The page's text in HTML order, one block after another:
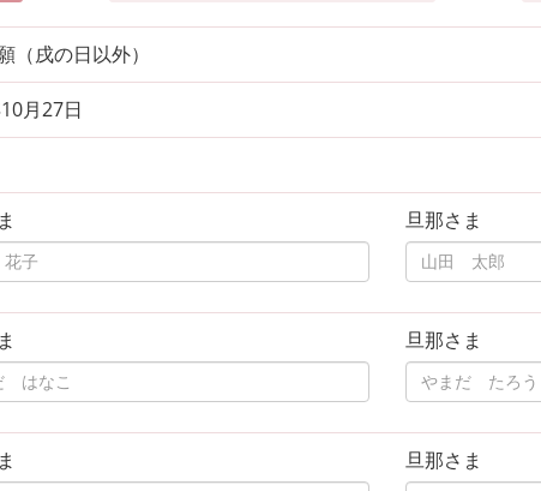
（戌の日以外）
月27日
旦那さま
旦那さま
旦那さま